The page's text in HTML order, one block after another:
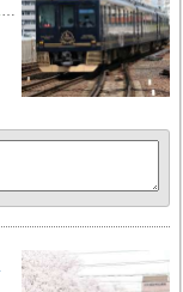
https://kannsaiphoto.blogspot.com/2024/04/20240413.html